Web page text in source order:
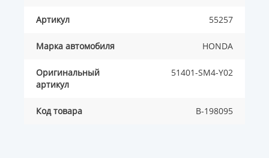
Артикул 55257
Марка автомобиля HONDA
Оригинальный
артикул
51401-SM4-Y02
Код товара B-198095